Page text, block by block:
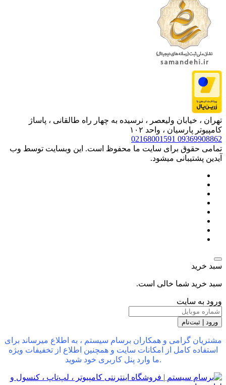
تهران ، خیابان ولیعصر ، نرسیده به چهار راه طالقانی ، پاساژ
کامپیوتر پارسیان ، واحد ۱۰۲
09369908862
02168001591
تمامی حقوق برای سایت ما محفوظ است. این وبسایت توسط وب
آیدین پشتیبانی میشود.
سبد خرید
سبد خرید شما خالی است.
ورود به سایت
ورود | ثبت‌نام
مشتریان گرامی و همکاران برسام سیستم ، به اطلاع میرساند برای
استفاده کامل از امکانات سایت و همچنین اطلاع از تخفیفات ویژه
ما وارد پنل کاربری خود شوید.